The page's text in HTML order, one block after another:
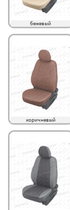
бежевый
коричневый